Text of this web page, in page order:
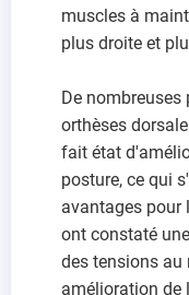
muscles à
plus droite et
De
orthèses
fait état
posture, ce qui
avantages pour
ont constaté
des tensions au
amélioration de